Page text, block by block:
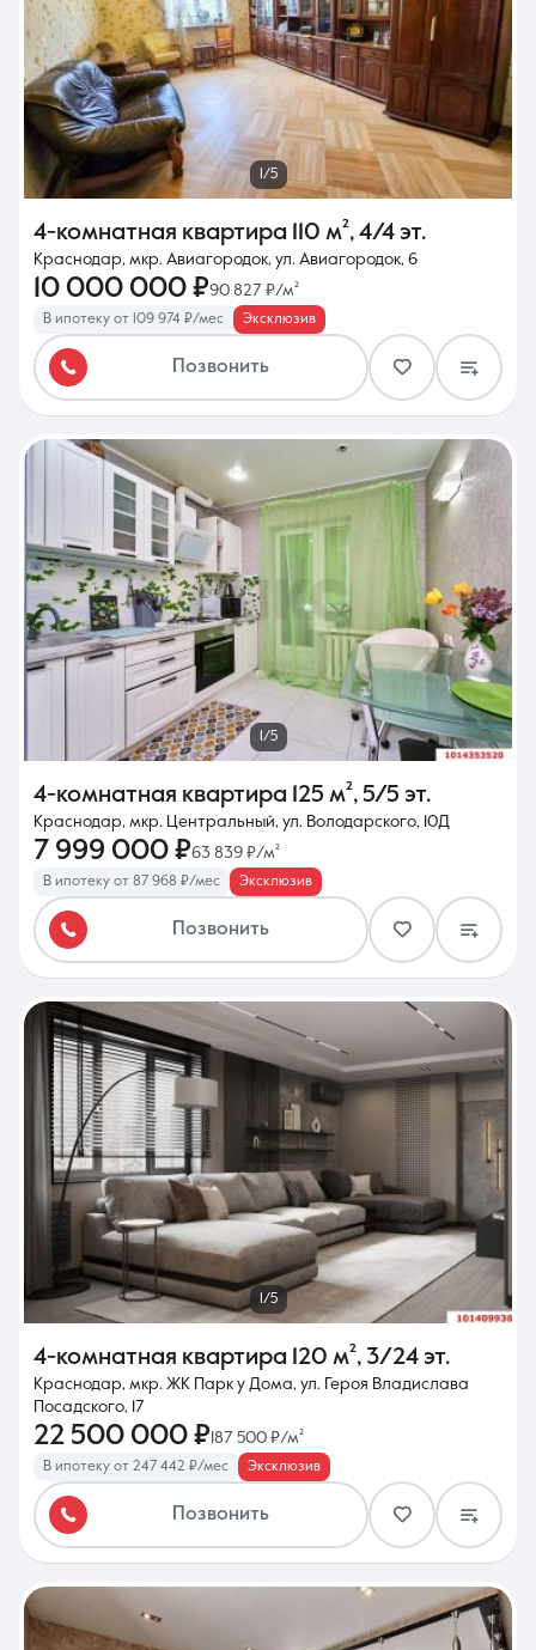
1/5
4-комнатная квартира 110 м², 4/4 эт.
Краснодар, мкр. Авиагородок, ул. Авиагородок, 6
10 000 000 ₽90 827 ₽/м²
В ипотеку от 109 974 ₽/мес Эксклюзив
Позвонить
1/5
4-комнатная квартира 125 м², 5/5 эт.
Краснодар, мкр. Центральный, ул. Володарского, 10Д
7 999 000 ₽63 839 ₽/м²
В ипотеку от 87 968 ₽/мес Эксклюзив
Позвонить
1/5
4-комнатная квартира 120 м², 3/24 эт.
Краснодар, мкр. ЖК Парк у Дома, ул. Героя Владислава
Посадского, 17
22 500 000 ₽ 187 500 ₽/м²
В ипотеку от 247 442 ₽/мес Эксклюзив
Позвонить